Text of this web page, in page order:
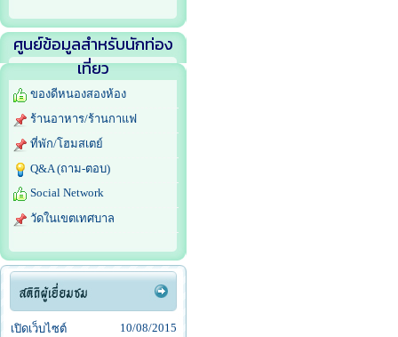
ศูนย์ข้อมูลสำหรับนักท่อง
เที่ยว
ของดีหนองสองห้อง
ร้านอาหาร/ร้านกาแฟ
ที่พัก/โฮมสเตย์
Q&A (ถาม-ตอบ)
Social Network
วัดในเขตเทศบาล
เปิดเว็บไซต์
10/08/2015